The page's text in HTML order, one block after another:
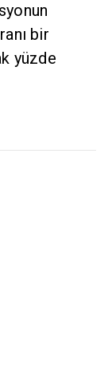
bir
yüzde